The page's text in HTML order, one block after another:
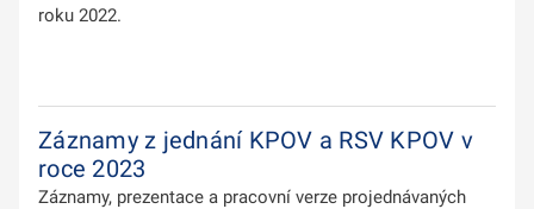
roku 2022.
Záznamy z jednání KPOV a RSV KPOV v
roce 2023
Záznamy, prezentace a pracovní verze projednávaných